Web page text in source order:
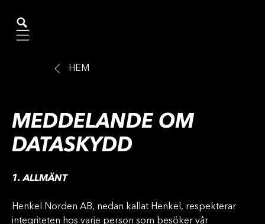
Mobile navigation
HEM
MEDDELANDE OM
DATASKYDD
1. ALLMÄNT
Henkel Norden AB, nedan kallat Henkel, respekterar
integriteten hos varje person som besöker vår